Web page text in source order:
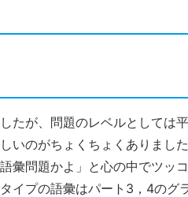
たが、問題のレベルとしては
いのがちょくちょくありまし
彙問題かよ」と心の中でツッ
イプの語彙はパート3，4のグ